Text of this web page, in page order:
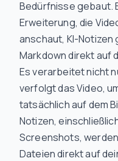
Bedürfnisse gebaut.
Erweiterung, die
anschaut, KI-Notizen
Markdown direkt auf
Es verarbeitet nicht
verfolgt das Video,
tatsächlich auf dem
Notizen,
Screenshots,
Dateien direkt auf